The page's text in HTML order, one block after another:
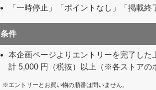
「一時停止」「ポイントなし」「掲載
条件
本企画ページよりエントリーを完了し
計 5,000 円（税抜）以上（※各ストアの
エントリーとお買い物の順番は問いません。